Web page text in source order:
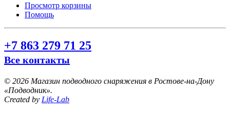
Просмотр корзины
Помощь
+7 863 279 71 25
Все контакты
© 2026 Магазин подводного снаряжения в Ростове-на-Дону
«Подводник».
Created by Life-Lab